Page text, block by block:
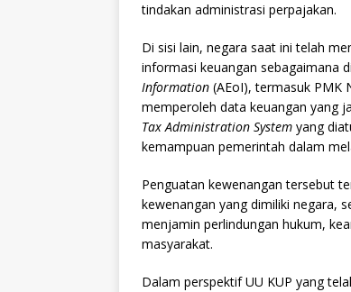
tindakan administrasi perpajakan.
Di sisi lain, negara saat ini telah
informasi keuangan sebagaimana
Information (AEoI), termasuk PMK
memperoleh data keuangan yang
Tax Administration System yang
kemampuan pemerintah dalam
Penguatan kewenangan tersebut
kewenangan yang dimiliki negara,
menjamin perlindungan hukum,
masyarakat.
Dalam perspektif UU KUP yang